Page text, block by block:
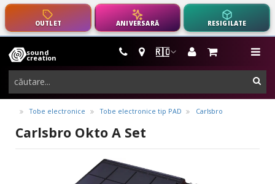
OUTLET ANIVERSARĂ RESIGILATE
🇷🇴
sound
creation
instrumente
muzicale,
echipamente
pro-
audio
Tobe electronice Tobe electronice tip PAD Carlsbro
Carlsbro Okto A Set